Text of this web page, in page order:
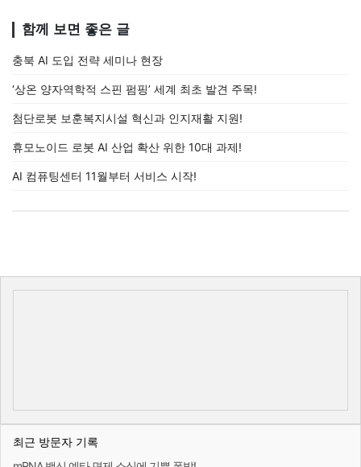
함께 보면 좋은 글
충북 AI 도입 전략 세미나 현장
‘상온 양자역학적 스핀 펌핑’ 세계 최초 발견 주목!
첨단로봇 보훈복지시설 혁신과 인지재활 지원!
휴모노이드 로봇 AI 산업 확산 위한 10대 과제!
AI 컴퓨팅센터 11월부터 서비스 시작!
최근 방문자 기록